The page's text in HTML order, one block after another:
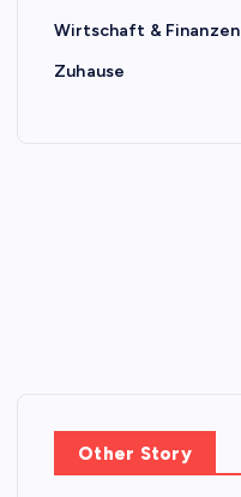
Wirtschaft & Finanzen
Zuhause
Other Story